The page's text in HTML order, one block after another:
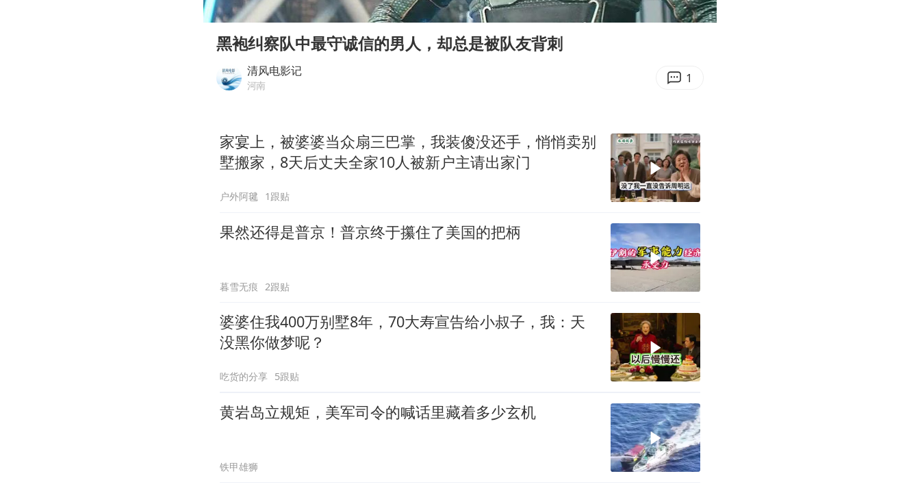
名创优品回应女子吐槽内裤质量差
百花奖开幕式
Play
00:00 05:15
Enter
黑袍纠察队中最守诚信的男人，却总是被队友背刺
清风电影记
河南 1
家宴上，被婆婆当众扇三巴掌，我装傻没还手，悄悄卖别
墅搬家，8天后丈夫全家10人被新户主请出家门
户外阿毽 1跟贴
果然还得是普京！普京终于攥住了美国的把柄
暮雪无痕 2跟贴
婆婆住我400万别墅8年，70大寿宣告给小叔子，我：天
没黑你做梦呢？
吃货的分享 5跟贴
黄岩岛立规矩，美军司令的喊话里藏着多少玄机
铁甲雄狮